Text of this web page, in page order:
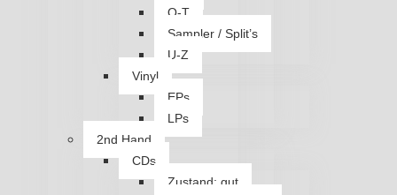
Q-T
Sampler / Split’s
U-Z
Vinyl
EPs
LPs
2nd Hand
CDs
Zustand: gut